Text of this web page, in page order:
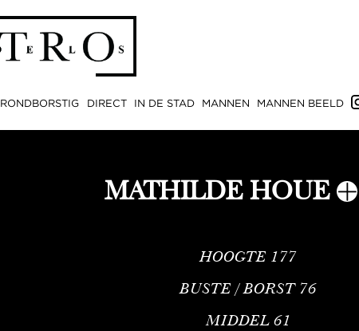
RONDBORSTIG DIRECT IN DE STAD MANNEN MANNEN BEELD
MATHILDE HOUE
HOOGTE 177
BUSTE / BORST 76
MIDDEL 61